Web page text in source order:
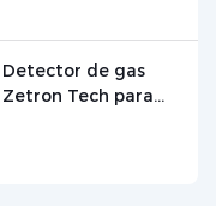
Detector de gas
Zetron Tech para